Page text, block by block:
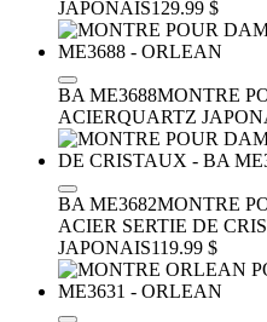
JAPONAIS129.99 $
BA ME3688MONTRE
ACIERQUARTZ
BA ME3682MONTRE
ACIER SERTIE DE
JAPONAIS119.99 $